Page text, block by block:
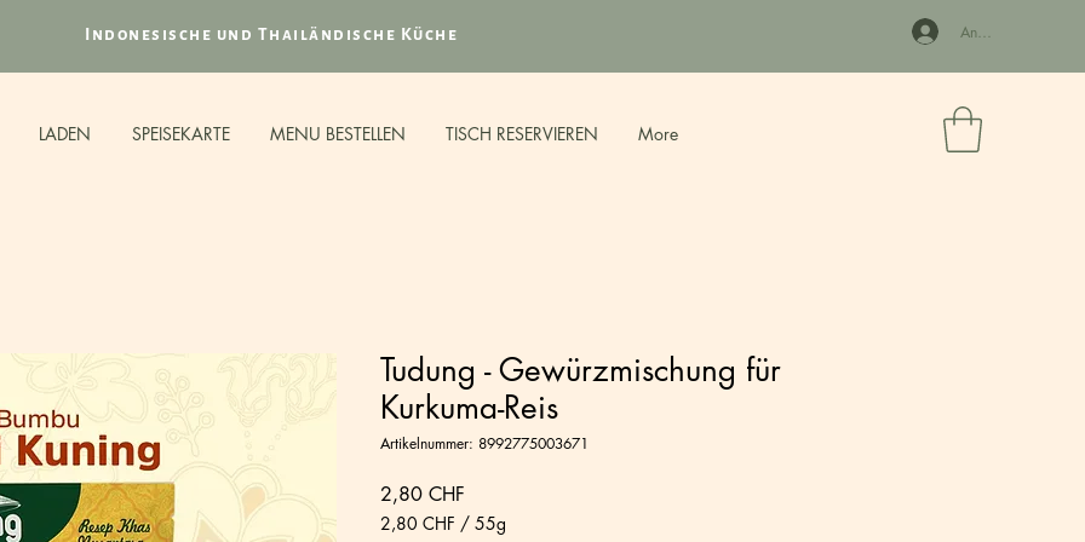
Indonesische und Thailändische Küche Anmelden
LADEN SPEISEKARTE MENU BESTELLEN TISCH RESERVIEREN More
Tudung - Gewürzmischung für
Kurkuma-Reis
Artikelnummer: 8992775003671
2,80 CHF
2,80 CHF / 55g